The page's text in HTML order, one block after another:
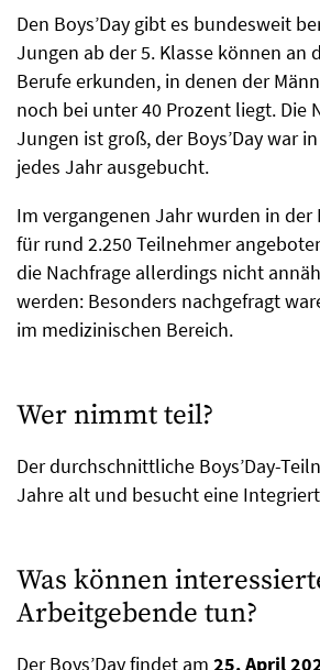
Den Boys’Day gibt es bundesweit
Jungen ab der 5. Klasse können an
Berufe erkunden, in denen der
noch bei unter 40 Prozent liegt. Die
Jungen ist groß, der Boys’Day war
jedes Jahr ausgebucht.
Im vergangenen Jahr wurden in
für rund 2.250 Teilnehmer
die Nachfrage allerdings nicht
werden: Besonders nachgefragt
im medizinischen Bereich.
Wer nimmt teil?
Der durchschnittliche Boys’Day-
Jahre alt und besucht eine
Was können
Arbeitgebende tun?
Der Boys’Day findet am 25. April